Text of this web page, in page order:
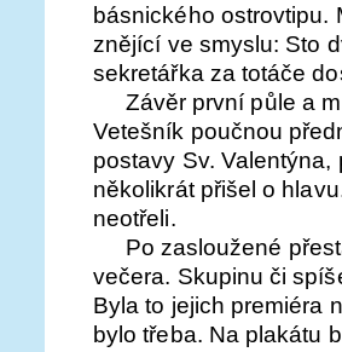
básnického ostrovtipu.
znějící ve smyslu: Sto
sekretářka za totáče
Závěr první půle a
Vetešník poučnou
postavy Sv.
několikrát přišel o
neotřeli.
Po zasloužené
večera. Skupinu či
Byla to jejich premiéra
bylo třeba. Na plakátu